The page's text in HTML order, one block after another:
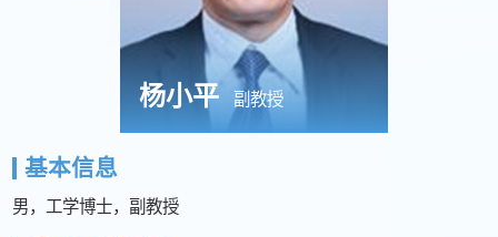
杨小平 副教授
基本信息
男，工学博士，副教授